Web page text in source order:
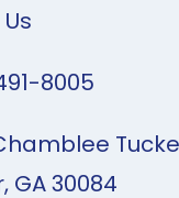
8005
GA 30084